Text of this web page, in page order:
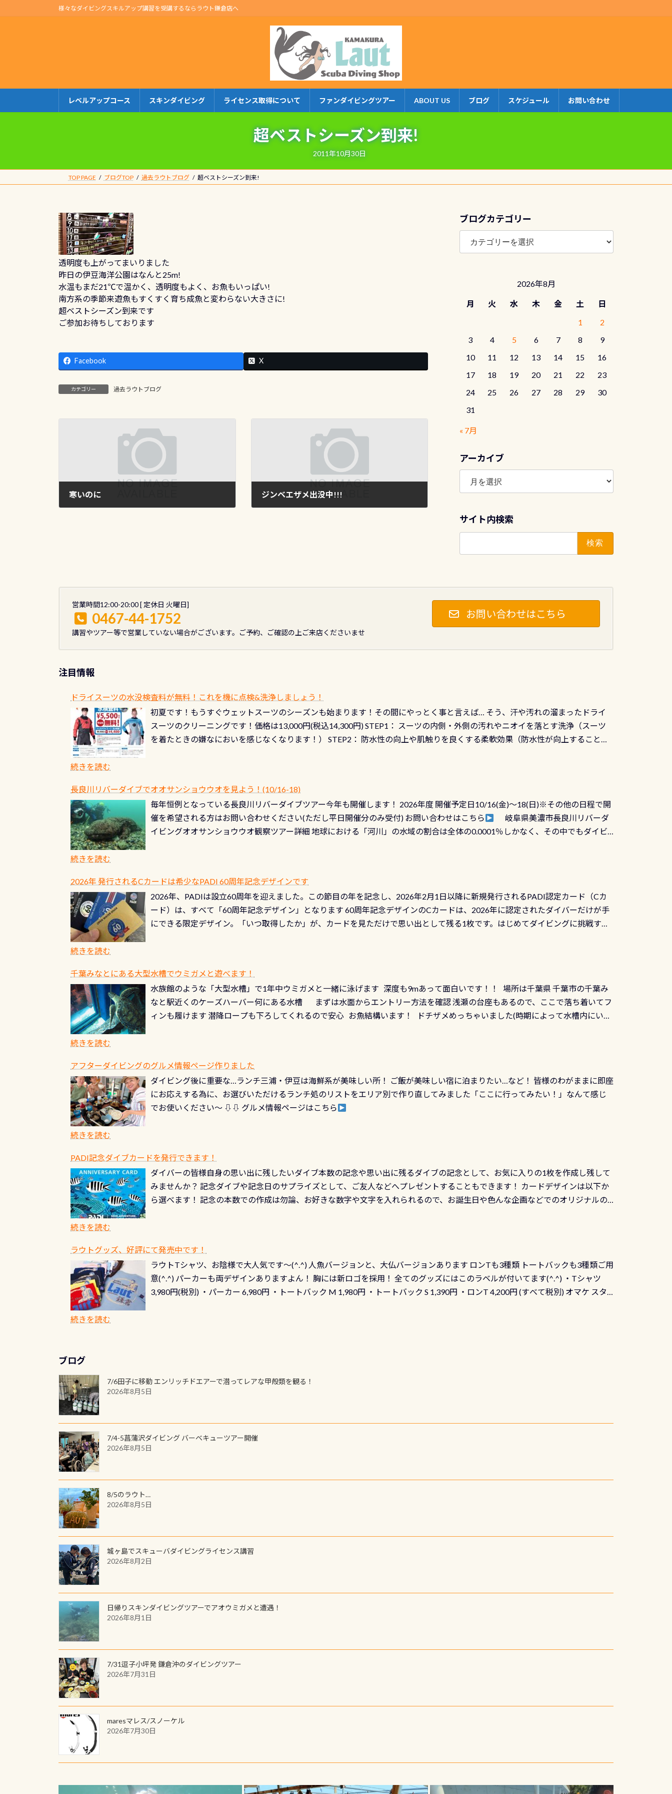
ン
キ
プ
ビ
に
動
様々なダイビングスキルアップ講習を受講するならラウト鎌倉店へ
レベルアップコース スキンダイビング ライセンス取得について ファンダイビングツアー ABOUT US ブログ スケジュール お問い合わせ
超ベストシーズン到来!
2011年10月30日
TOP PAGE ブログTOP 過去ラウトブログ 超ベストシーズン到来!
透明度も上がってまいりました
昨日の伊豆海洋公園はなんと25m!
水温もまだ21℃で温かく、透明度もよく、お魚もいっぱい!
南方系の季節来遊魚もすくすく育ち成魚と変わらない大きさに!
超ベストシーズン到来です
ご参加お待ちしております
Facebook X
カテゴリー 過去ラウトブログ
寒いのに ジンベエザメ出没中!!!
ブログカテゴリー
ブ
グ
2026年8月
月 火 水 木 金 土
日
1
2
3
4 5 6 7 8
9
10
11 12 13 14 15
16
17
18 19 20 21 22
23
24
25 26 27 28 29
30
31
« 7月
アーカイブ
ア
カ
ブ
サイト内検索
営業時間12:00-20:00 [ 定休日 火曜日]
0467-44-1752
講習やツアー等で営業していない場合がございます。ご予約、ご確認の上ご来店くださいませ
お問い合わせはこちら
注目情報
ドライスーツの水没検査料が無料！これを機に点検&洗浄しましょう！
初夏です！もうすぐウェットスーツのシーズンも始まります！その間にやっとく事と言えば… そう、汗や汚れの溜まったドライ
スーツのクリーニングです！価格は13,000円(税込14,300円) STEP1： スーツの内側・外側の汚れやニオイを落とす洗浄（スーツ
を着たときの嫌なにおいを感じなくなります！） STEP2： 防水性の向上や肌触りを良くする柔軟効果（防水性が向上することで
ル(穴)がないか確認冬になり、使い始めてから水漏れする…ってのは避けましょう！実際水につけて水検査して調べます ●給気バ
ルブのオーバーホール排気バルブは、ドライスーツクリーニングの際に行うのですが、空気を送り込む「給気バルブ」のオーバ
ーホールも非常に大切です BCDで言うと給気ボタンの点検と一緒な訳ですから、ボタンが潮噛みしてドライスーツに空気が入り
過ぎて急浮上…なんて事がないようにしっかり点検しましょう！まだした事がない方はこれを機会に是非やってください！！ ●
点検をする度に1行目の「水漏れ検査代」が5,500円掛かります そこで下記のキャンペーンを利用してみてはどうでしょうか？
8/31までの間に、ドライスーツの点検・オーバーホールを出して頂いた方は、上記の水検査料5,500円がなんと無料になります！
ドライスーツクリーニングだけでも出そうと思ってる方は、セットでこの水検査も出しましょう！そし続きを読む
続きを読む
長良川リバーダイブでオオサンショウウオを見よう！(10/16-18)
毎年恒例となっている長良川リバーダイブツアー今年も開催します！ 2026年度 開催予定日10/16(金)～18(日)※その他の日程で開
催を希望される方はお問い合わせください(ただし平日開催分のみ受付) お問い合わせはこちら
岐阜県美濃市長良川リバーダ
イビングオオサンショウウオ観察ツアー詳細 地球における「河川」の水域の割合は全体の0.0001％しかなく、その中でもダイビ
ませ 6月から10月の間で開催しております 長良川ってどんな川？ 長良川は日本三大清流(四万十川、柿田川)の１つに数えられ
る清流（水質汚染の少ない、または無い川のこと）で岐阜県の郡上市に始まり、美濃を経て伊勢湾に流れます1985年には環境省
の「名水100選」にまた2001年には「日本の水浴場88選」に全国で唯一河川で選ばれた清流です川にしては珍しく、水深が深い
ところでは12mほどあり十分ダイビングを楽しむことが出来ます 川原からのエントリーエキジットは正に大自然の中でのダイビ
ダウンカレントが発生している箇所などもあり、なかなか海では見られない光景です 透明度の良い川を数百メートルドリフトす
る(流される)のは快感です！ 特別天然記念物「オオサンショウウオ」が見れる 長良川ダイビング最大の見どころがこの特別天然
記念物の「オオサンショウウオ」です 大きなものでは体長1mを超える世界最大の両生類です個体数が少なくかなり貴重な生物で
すが、ここ長良川ではかなりの確立で見ることが出来ます特別天然記念物と言えば他には「 続きを読む
続きを読む
2026年 発行されるCカードは希少なPADI 60周年記念デザインです
2026年、PADIは設立60周年を迎えました。この節目の年を記念し、2026年2月1日以降に新規発行されるPADI認定カード（Cカ
ード）は、すべて「60周年記念デザイン」となります 60周年記念デザインのCカードは、2026年に認定されたダイバーだけが手
にできる限定デザイン。「いつ取得したか」が、カードを見ただけで思い出として残る1枚です。はじめてダイビングに挑戦する
終営業日までの発行分 【注意事項】※ PADI Freediver、Mermaid、EFR、TECなど特別プログラムの専用カードが発行されるもの
やオリジナルカード対象のディスティンクティブ・スペシャルティ、AWAREデザインカードを申し込みの方は対象外となりま
す。 ※ 2026年12月の認定でも、2027年1月以降に発行されるカードは通常デザインとなります ダイビングは、始めた「年」も
思い出になる ダイビングを始めるきっかけは人それぞれ。でも、「いつ始めたか」は、あとから振り返ると大切な思い出になり
も、ワクワクが続く60周年限定企画です。コースを修了されたら、ぜひ参加してみてくださいね 毎月60名様、年間720名様に
PADIグッズが当たるチャンス 受講したPADIダイブセンター／リゾートが用意したオリジナル景品が当たることも！ PADIデジタ
ルくじに参加する
続きを読む
千葉みなとにある大型水槽でウミガメと遊べます！
水族館のような「大型水槽」で1年中ウミガメと一緒に泳げます 深度も9mあって面白いです！！ 場所は千葉県 千葉市の千葉み
なと駅近くのケーズハーバー何にある水槽 まずは水面からエントリー方法を確認 浅瀬の台座もあるので、ここで落ち着いてフ
ィンも履けます 潜降ロープも下ろしてくれるので安心 お魚結構います！ ドチザメめっちゃいました(時期によって水槽内にいる
楽しみ頂けます 反対側の窓からも見ることが出来るので、付き添いの方とも記念撮影も出来ますよ スキンダイビングでも参加
できます！ かなり楽しめます是非ご参加ください！ 写真撮影の練習や、4時間たっぷり利用出来るので、普通に中性浮力の練習
にもなりますヨ 料金等、詳しくは 詳細はこちら
続きを読む
アフターダイビングのグルメ情報ページ作りました
ダイビング後に重要な…ランチ三浦・伊豆は海鮮系が美味しい所！ ご飯が美味しい宿に泊まりたい…など！ 皆様のわがままに即座
にお応えする為に、お選びいただけるランチ処のリストをエリア別で作り直してみました「ここに行ってみたい！」なんて感じ
でお使いください～ ⇩⇩ グルメ情報ページはこちら
続きを読む
PADI記念ダイブカードを発行できます！
ダイバーの皆様自身の思い出に残したいダイブ本数の記念や思い出に残るダイブの記念として、お気に入りの1枚を作成し残して
みませんか？ 記念ダイブや記念日のサプライズとして、ご友人などへプレゼントすることもできます！ カードデザインは以下か
ら選べます！ 記念の本数での作成は勿論、お好きな数字や文字を入れられるので、お誕生日や色んな企画などでのオリジナルの
続きを読む
ラウトグッズ、好評にて発売中です！
ラウトTシャツ、お陰様で大人気です～(^.^) 人魚バージョンと、大仏バージョンあります ロンTも3種類 トートバックも3種類ご用
意(^.^) パーカーも両デザインありますよん！ 胸には新ロゴを採用！ 全てのグッズにはこのラベルが付いてます(^.^) ・Tシャツ
3,980円(税別) ・パーカー 6,980円 ・トートバック M 1,980円 ・トートバック S 1,390円 ・ロンT 4,200円 (すべて税別) オマケ スタ
続きを読む
ブログ
7/6田子に移動 エンリッチドエアーで潜ってレアな甲殻類を観る！
2026年8月5日
7/4-5菖蒲沢ダイビング バーベキューツアー開催
2026年8月5日
8/5のラウト…
2026年8月5日
城ヶ島でスキューバダイビングライセンス講習
2026年8月2日
日帰りスキンダイビングツアーでアオウミガメと遭遇！
2026年8月1日
7/31逗子小坪発 鎌倉沖のダイビングツアー
2026年7月31日
maresマレス/スノーケル
2026年7月30日